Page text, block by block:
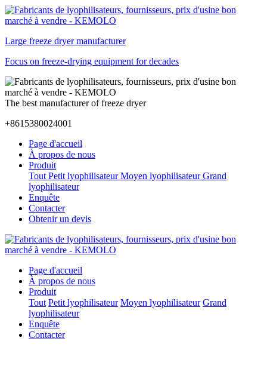
Large freeze dryer manufacturer
Focus on freeze-drying equipment for decades
The best manufacturer of freeze dryer
+8615380024001
Page d'accueil
À propos de nous
Produit
Tout Petit lyophilisateur Moyen lyophilisateur Grand
lyophilisateur
Enquête
Contacter
Obtenir un devis
Page d'accueil
À propos de nous
Produit
Tout Petit lyophilisateur Moyen lyophilisateur Grand
lyophilisateur
Enquête
Contacter